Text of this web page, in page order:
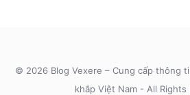
© 2026 Blog Vexere – Cung cấp thông
khắp Việt Nam - All Rights